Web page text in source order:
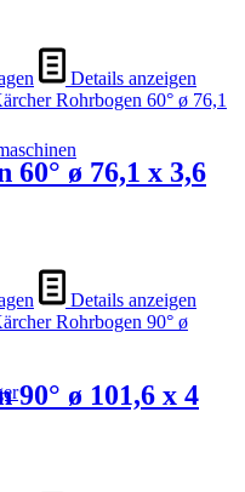
Details anzeigen
ø 76,1 x 3,6
Details anzeigen
ø 101,6 x 4